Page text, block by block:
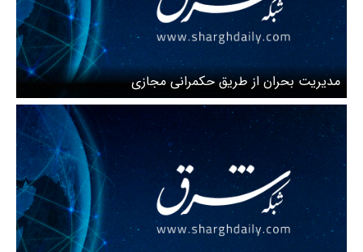
مدیریت بحران از طریق حکمرانی مجازی